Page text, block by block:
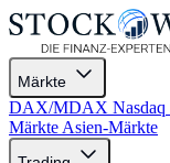
Märkte
DAX/MDAX Nasdaq
Märkte Asien-Märkte